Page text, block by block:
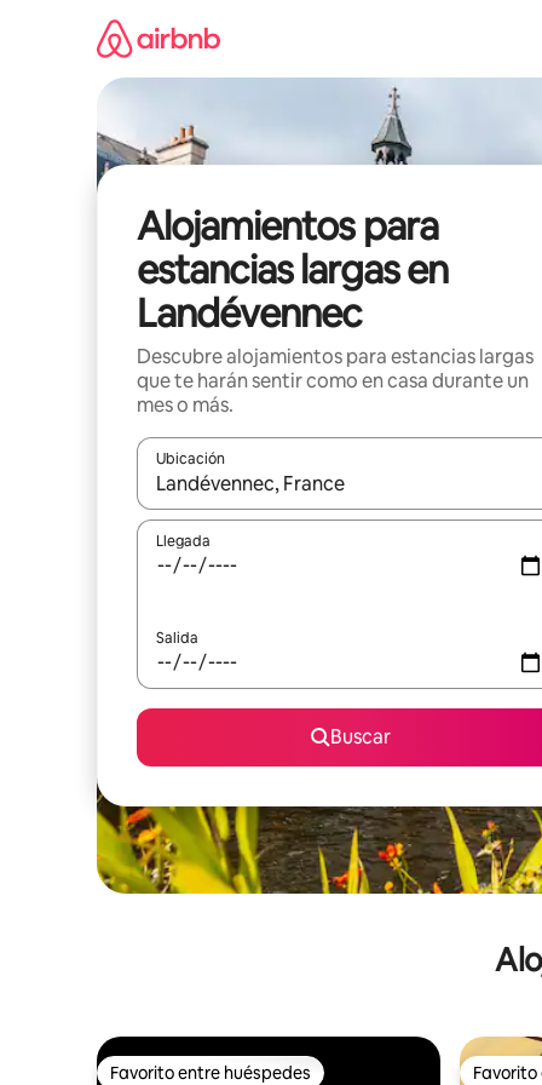
Alojamientos para
estancias largas en
Landévennec
Descubre alojamientos para estancias largas
que te harán sentir como en casa durante un
mes o más.
Ubicación
Cuando los resultados estén disponibles, podrás
Llegada
Salida
Buscar
Favorito entre huéspedes